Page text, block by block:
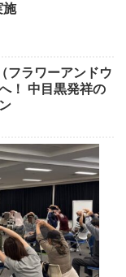
施
フラワーアンドウ
！ 中目黒発祥の